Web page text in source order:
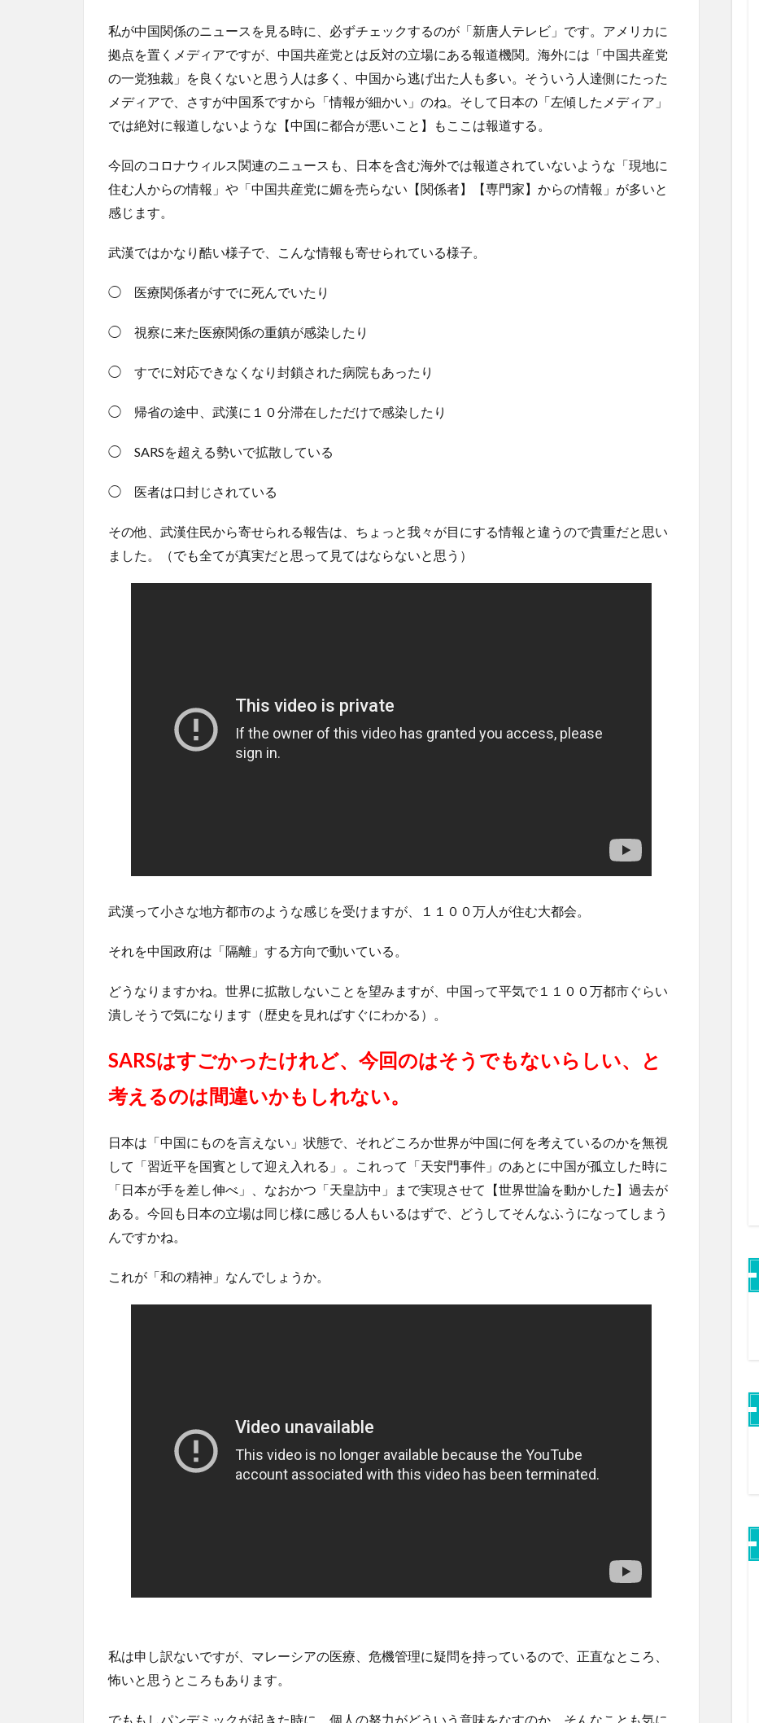
私が中国関係のニュースを見る時に、必ずチェックするのが「新唐人テレビ」です。アメリカに
拠点を置くメディアですが、中国共産党とは反対の立場にある報道機関。海外には「中国共産党
の一党独裁」を良くないと思う人は多く、中国から逃げ出た人も多い。そういう人達側にたった
メディアで、さすが中国系ですから「情報が細かい」のね。そして日本の「左傾したメディア」
では絶対に報道しないような【中国に都合が悪いこと】もここは報道する。
今回のコロナウィルス関連のニュースも、日本を含む海外では報道されていないような「現地に
住む人からの情報」や「中国共産党に媚を売らない【関係者】【専門家】からの情報」が多いと
感じます。
武漢ではかなり酷い様子で、こんな情報も寄せられている様子。
◯ 医療関係者がすでに死んでいたり
◯ 視察に来た医療関係の重鎮が感染したり
◯ すでに対応できなくなり封鎖された病院もあったり
◯ 帰省の途中、武漢に１０分滞在しただけで感染したり
◯ SARSを超える勢いで拡散している
◯ 医者は口封じされている
その他、武漢住民から寄せられる報告は、ちょっと我々が目にする情報と違うので貴重だと思い
ました。（でも全てが真実だと思って見てはならないと思う）
武漢って小さな地方都市のような感じを受けますが、１１００万人が住む大都会。
それを中国政府は「隔離」する方向で動いている。
どうなりますかね。世界に拡散しないことを望みますが、中国って平気で１１００万都市ぐらい
潰しそうで気になります（歴史を見ればすぐにわかる）。
SARSはすごかったけれど、今回のはそうでもないらしい、と
考えるのは間違いかもしれない。
日本は「中国にものを言えない」状態で、それどころか世界が中国に何を考えているのかを無視
して「習近平を国賓として迎え入れる」。これって「天安門事件」のあとに中国が孤立した時に
「日本が手を差し伸べ」、なおかつ「天皇訪中」まで実現させて【世界世論を動かした】過去が
ある。今回も日本の立場は同じ様に感じる人もいるはずで、どうしてそんなふうになってしまう
んですかね。
これが「和の精神」なんでしょうか。
私は申し訳ないですが、マレーシアの医療、危機管理に疑問を持っているので、正直なところ、
怖いと思うところもあります。
でももしパンデミックが起きた時に、個人の努力がどういう意味をなすのか、そんなことも気に